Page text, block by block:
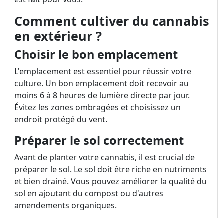
Comment cultiver du cannabis
en extérieur ?
Choisir le bon emplacement
L'emplacement est essentiel pour réussir votre
culture. Un bon emplacement doit recevoir au
moins 6 à 8 heures de lumière directe par jour.
Évitez les zones ombragées et choisissez un
endroit protégé du vent.
Préparer le sol correctement
Avant de planter votre cannabis, il est crucial de
préparer le sol. Le sol doit être riche en nutriments
et bien drainé. Vous pouvez améliorer la qualité du
sol en ajoutant du compost ou d'autres
amendements organiques.